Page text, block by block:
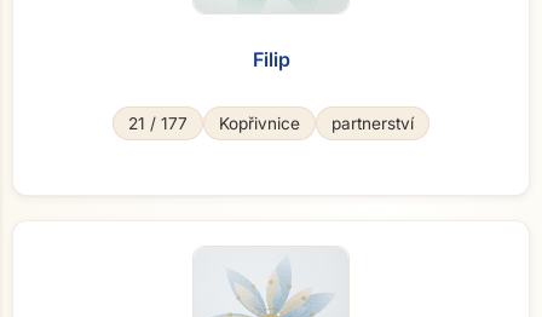
Přejít na hlavní obsah
Filip
21 / 177 Kopřivnice partnerství